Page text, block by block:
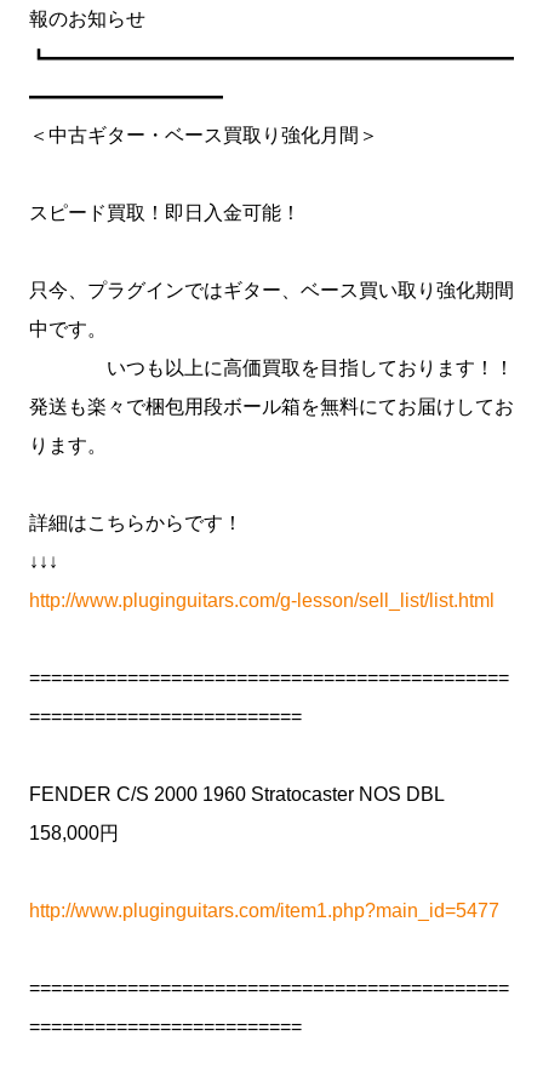
報のお知らせ
┗━━━━━━━━━━━━━━━━━━━━━━━━
━━━━━━━━━━
＜中古ギター・ベース買取り強化月間＞
スピード買取！即日入金可能！
只今、プラグインではギター、ベース買い取り強化期間
中です。
いつも以上に高価買取を目指しております！！
発送も楽々で梱包用段ボール箱を無料にてお届けしてお
ります。
詳細はこちらからです！
↓↓↓
http://www.pluginguitars.com/g-lesson/sell_list/list.html
============================================
=========================
FENDER C/S 2000 1960 Stratocaster NOS DBL
158,000円
http://www.pluginguitars.com/item1.php?main_id=5477
============================================
=========================